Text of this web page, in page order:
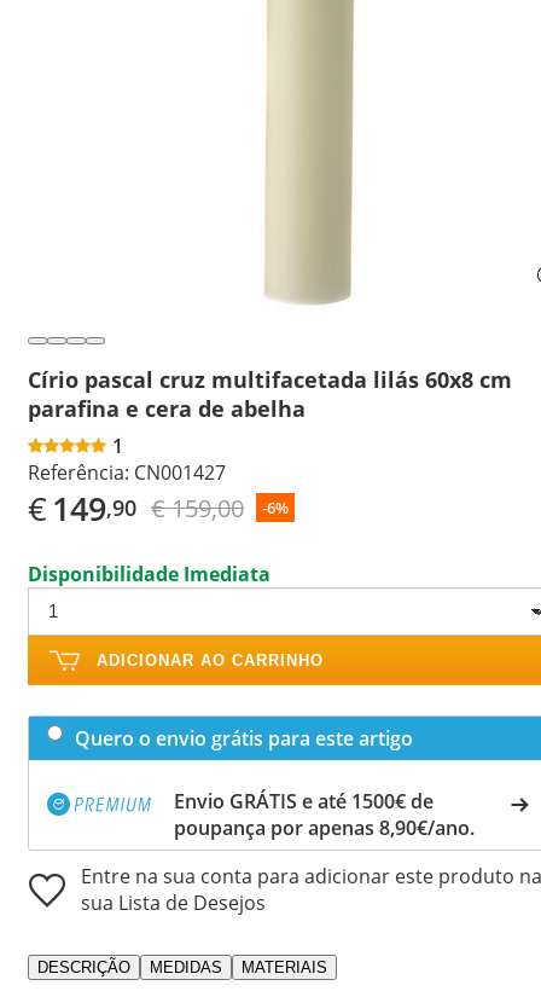
Círio pascal cruz multifacetada lilás 60x8 cm
parafina e cera de abelha
1
Referência: CN001427
€149,90 € 159,00 -6%
Disponibilidade Imediata
ADICIONAR AO CARRINHO
Quero o envio grátis para este artigo
Envio GRÁTIS e até 1500€ de
poupança por apenas 8,90€/ano.
Entre na sua conta para adicionar este produto na
sua Lista de Desejos
DESCRIÇÃO MEDIDAS MATERIAIS